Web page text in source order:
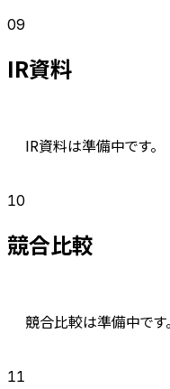
09
IR資料
IR資料は準備中です。
10
競合比較
競合比較は準備中です。
11